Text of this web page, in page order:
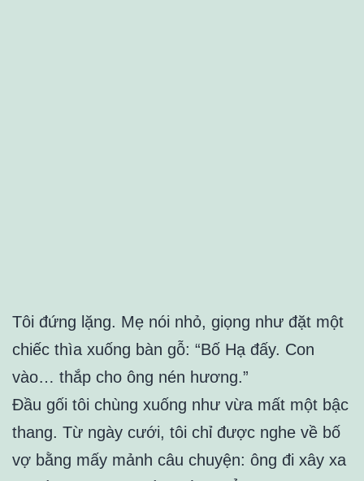
Tôi đứng lặng. Mẹ nói nhỏ, giọng như đặt một
chiếc thìa xuống bàn gỗ: “Bố Hạ đấy. Con
vào… thắp cho ông nén hương.”
Đầu gối tôi chùng xuống như vừa mất một bậc
thang. Từ ngày cưới, tôi chỉ được nghe về bố
vợ bằng mấy mảnh câu chuyện: ông đi xây xa